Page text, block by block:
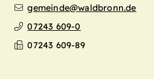
gemeinde@waldbronn.de
07243 609-0
07243 609-89